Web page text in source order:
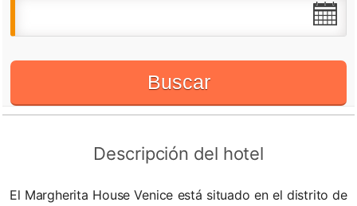
Buscar
Descripción del hotel
El Margherita House Venice está situado en el distrito de